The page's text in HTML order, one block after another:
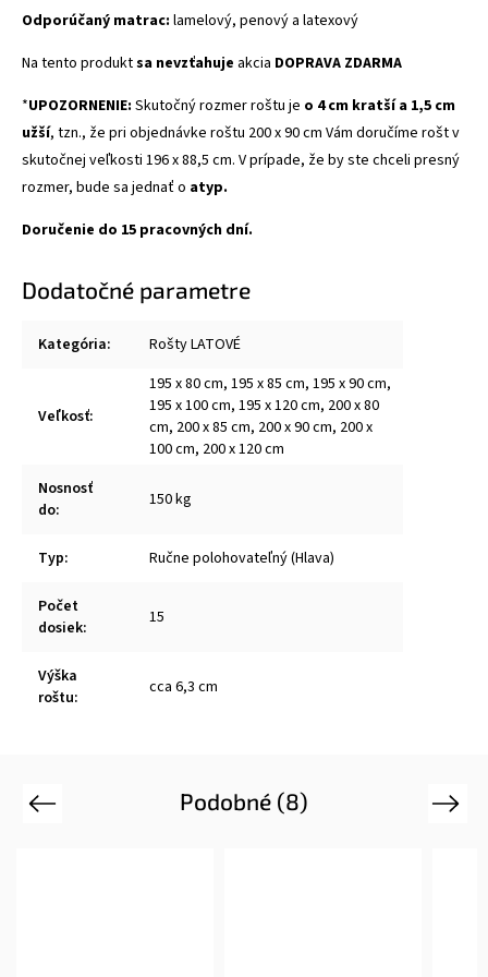
Odporúčaný matrac: lamelový, penový a latexový
Na tento produktsa nevzťahuje akcia DOPRAVA ZDARMA
*UPOZORNENIE: Skutočný rozmer roštu je o 4 cm kratší a 1,5 cm
užší, tzn., že pri objednávke roštu 200 x 90 cm Vám doručíme rošt v
skutočnej veľkosti 196 x 88,5 cm. V prípade, že by ste chceli presný
rozmer, bude sa jednať o atyp.
Doručenie do 15 pracovných dní.
Dodatočné parametre
Kategória: Rošty LATOVÉ
Veľkosť:
195 x 80 cm, 195 x 85 cm, 195 x 90 cm,
195 x 100 cm, 195 x 120 cm, 200 x 80
cm, 200 x 85 cm, 200 x 90 cm, 200 x
100 cm, 200 x 120 cm
Nosnosť
do: 150 kg
Typ: Ručne polohovateľný (Hlava)
Počet
dosiek: 15
Výška
roštu: cca 6,3 cm
Podobné (8)
Previous Next